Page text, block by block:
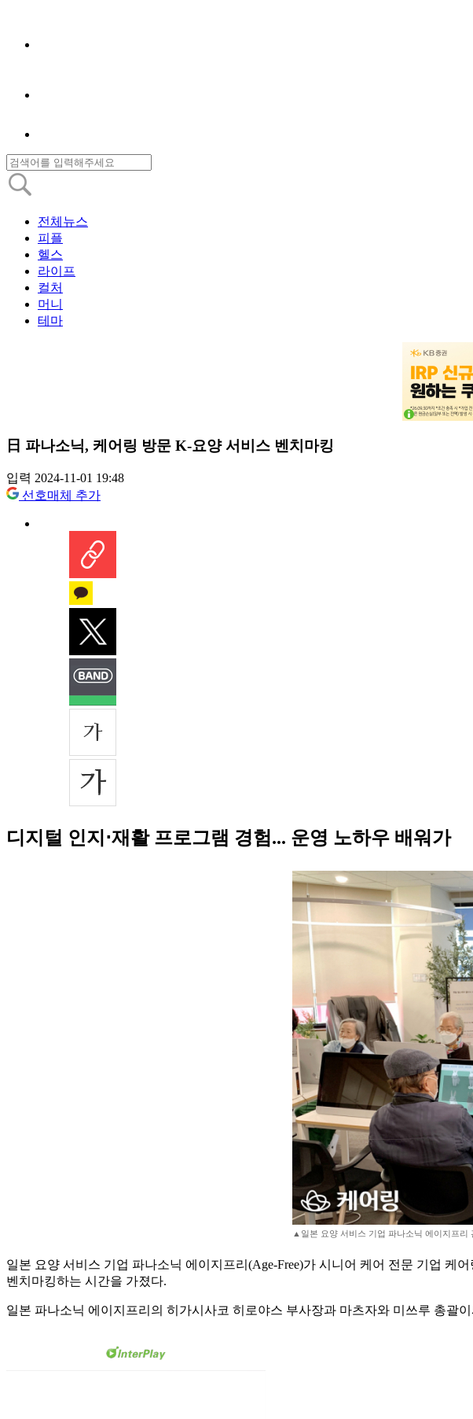
전체뉴스
피플
헬스
라이프
컬처
머니
테마
日 파나소닉, 케어링 방문 K-요양 서비스 벤치마킹
입력 2024-11-01 19:48
선호매체 추가
디지털 인지⋅재활 프로그램 경험... 운영 노하우 배워가
▲일본 요양 서비스 기업 파나소닉 에이지프리
일본 요양 서비스 기업 파나소닉 에이지프리(Age-Free)가 시니어 케어 전문 기업
벤치마킹하는 시간을 가졌다.
일본 파나소닉 에이지프리의 히가시사코 히로야스 부사장과 마츠자와 미쓰루 총괄